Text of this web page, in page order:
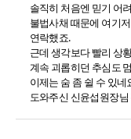
솔직히 처음엔 믿기 어
불법사채 때문에 여기
연락했죠.
근데 생각보다 빨리 상
계속 괴롭히던 추심도
이제는 숨 좀 쉴 수 있네
도와주신 신윤섭원장